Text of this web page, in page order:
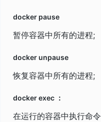
docker pause
暂停容器中所有的进程;
docker unpause
恢复容器中所有的进程;
docker exec ：
在运行的容器中执行命令